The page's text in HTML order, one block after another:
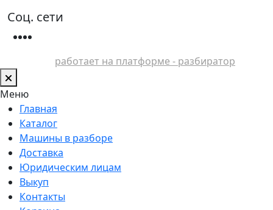
Соц. сети
работает на платформе - разбиратор
Меню
Главная
Каталог
Машины в разборе
Доставка
Юридическим лицам
Выкуп
Контакты